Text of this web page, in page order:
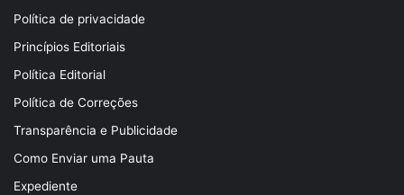
Política de privacidade
Princípios Editoriais
Política Editorial
Política de Correções
Transparência e Publicidade
Como Enviar uma Pauta
Expediente